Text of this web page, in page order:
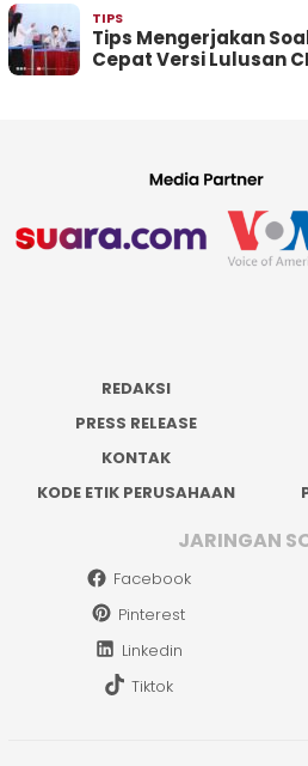
TIPS
Tips Mengerjakan
Cepat Versi Lulusan
REDAKSI
PRESS RELEASE
KONTAK
KODE ETIK PERUSAHAAN
JARINGAN
Facebook
Pinterest
Linkedin
Tiktok